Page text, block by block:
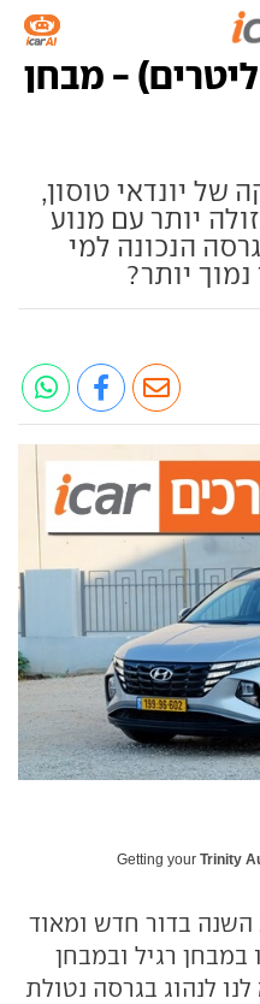
יונדאי טוסון (2.0 ליטרים) - מבחן
של יונדאי טוסון,
יותר עם מנוע
הנכונה למי
יותר?
Getting your Trinity
השנה בדור חדש ומאוד
במבחן רגיל ובמבחן
לנהוג בגרסה נטולת